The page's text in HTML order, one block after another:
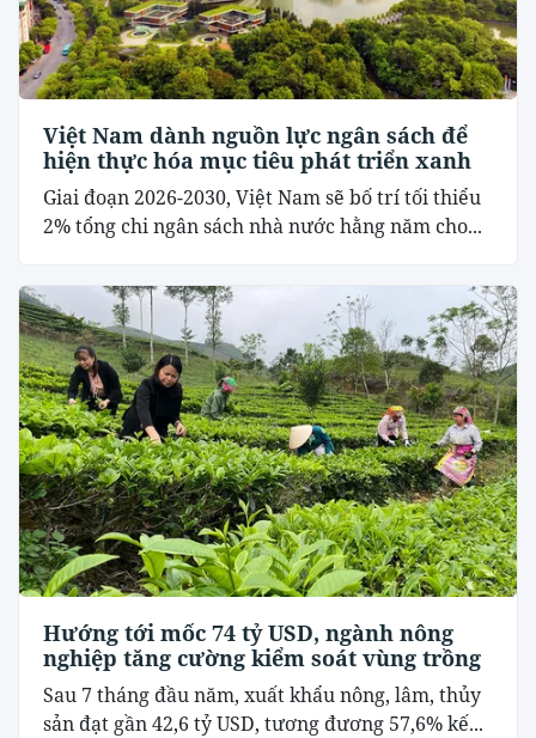
Việt Nam dành nguồn lực ngân sách để
hiện thực hóa mục tiêu phát triển xanh
Giai đoạn 2026-2030, Việt Nam sẽ bố trí tối thiểu
2% tổng chi ngân sách nhà nước hằng năm cho...
Hướng tới mốc 74 tỷ USD, ngành nông
nghiệp tăng cường kiểm soát vùng trồng
Sau 7 tháng đầu năm, xuất khẩu nông, lâm, thủy
sản đạt gần 42,6 tỷ USD, tương đương 57,6% kế...